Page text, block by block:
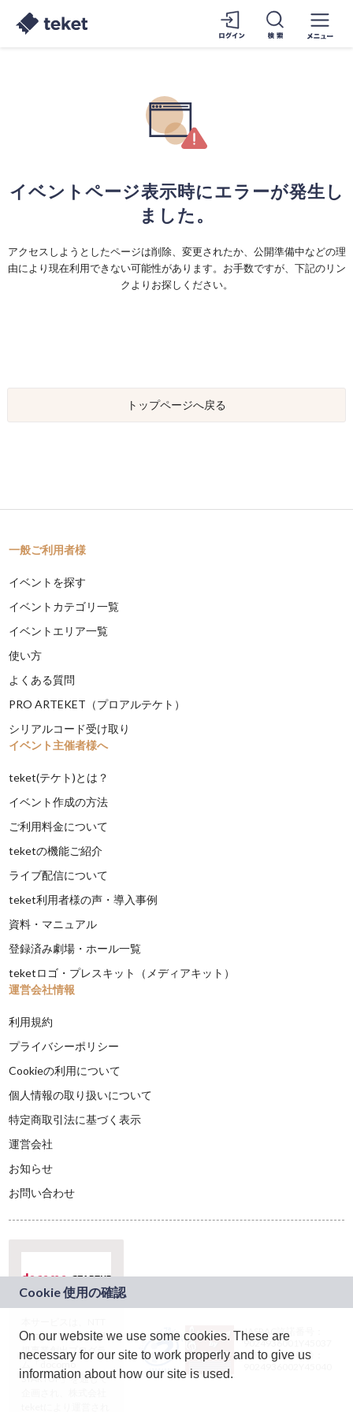
イベントページ表示時にエラーが発生し
ました。
アクセスしようとしたページは削除、変更されたか、公開準備中などの理
由により現在利用できない可能性があります。お手数ですが、下記のリン
クよりお探しください。
トップページへ戻る
一般ご利用者様
イベントを探す
イベントカテゴリ一覧
イベントエリア一覧
使い方
よくある質問
PRO ARTEKET（プロアルテケト）
シリアルコード受け取り
イベント主催者様へ
teket(テケト)とは？
イベント作成の方法
ご利用料金について
teketの機能ご紹介
ライブ配信について
teket利用者様の声・導入事例
資料・マニュアル
登録済み劇場・ホール一覧
teketロゴ・プレスキット（メディアキット）
運営会社情報
利用規約
プライバシーポリシー
Cookieの利用について
個人情報の取り扱いについて
特定商取引法に基づく表示
運営会社
お知らせ
お問い合わせ
ドコモグループの新
規事業創出プログラ
ム「docomo
STARTUP」を通じて
JASRAC許諾番号：
9024936001Y45037
JASRAC許諾番号：
On our website we use some cookies. These are
necessary for our site to work properly and to give us
information about how our site is used.